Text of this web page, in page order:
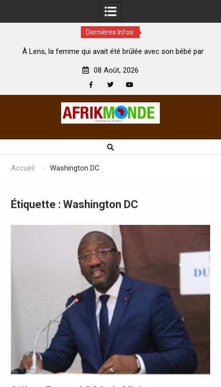
Dernières Infos:
brûlée avec son bébé par
Coopération: Le ministre Indien
08 Août, 2026
Accueil Washington DC
Étiquette : Washington DC